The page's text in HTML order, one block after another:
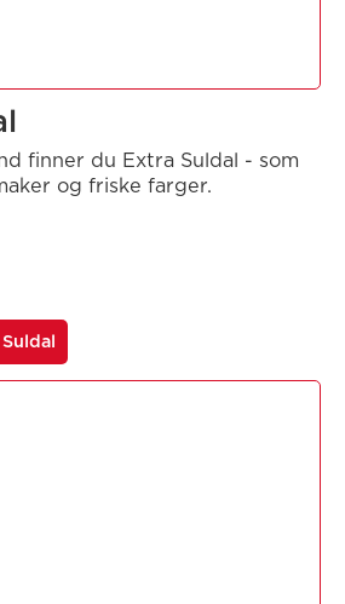
finner du Extra Suldal - som
og friske farger.